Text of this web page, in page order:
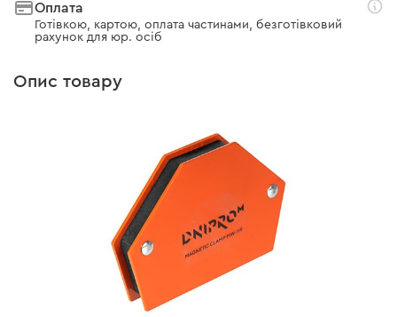
Оплата
Готівкою, картою, оплата частинами, безготівковий
рахунок для юр. осіб
Опис товару